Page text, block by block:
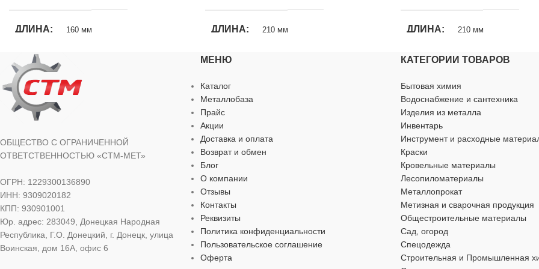
ДЛИНА 160 мм
МАТЕРИАЛ
НАЗНАЧЕНИЕ
Победитовая напайка
ТИП ХВОСТОВИКА
ДЛИНА 210 мм
МАТЕРИАЛ
НАЗНАЧЕНИЕ
По бетону
ОСОБЕННОСТИ
Победитовая напайка
ТИП ХВОСТОВИКА SDS-plus
ТИП ТОВАРА
ДЛИНА 210 мм
МАТЕРИАЛ Сталь
НАЗНАЧЕНИЕ
По бетону
ОСОБЕННОСТИ
Победитовая напайка
ТИП ХВОСТОВИКА
ТИП ТОВАРА
ОБЩЕСТВО С ОГРАНИЧЕННОЙ
ОТВЕТСТВЕННОСТЬЮ «СТМ-МЕТ»
ОГРН: 1229300136890
ИНН: 9309020182
КПП: 930901001
Юр. адрес: 283049, Донецкая Народная
Республика, Г.О. Донецкий, г. Донецк, улица
Воинская, дом 16А, офис 6
МЕНЮ
Каталог
Металлобаза
Прайс
Акции
Доставка и оплата
Возврат и обмен
Блог
О компании
Отзывы
Контакты
Реквизиты
Политика конфиденциальности
Пользовательское соглашение
Оферта
КАТЕГОРИИ ТОВАРОВ
Бытовая химия
Водоснабжение и сантехника
Изделия из металла
Инвентарь
Инструмент и расходные
Краски
Кровельные материалы
Лесопиломатериалы
Металлопрокат
Метизная и сварочная продукция
Общестроительные материалы
Сад, огород
Спецодежда
Строительная и Промышленная